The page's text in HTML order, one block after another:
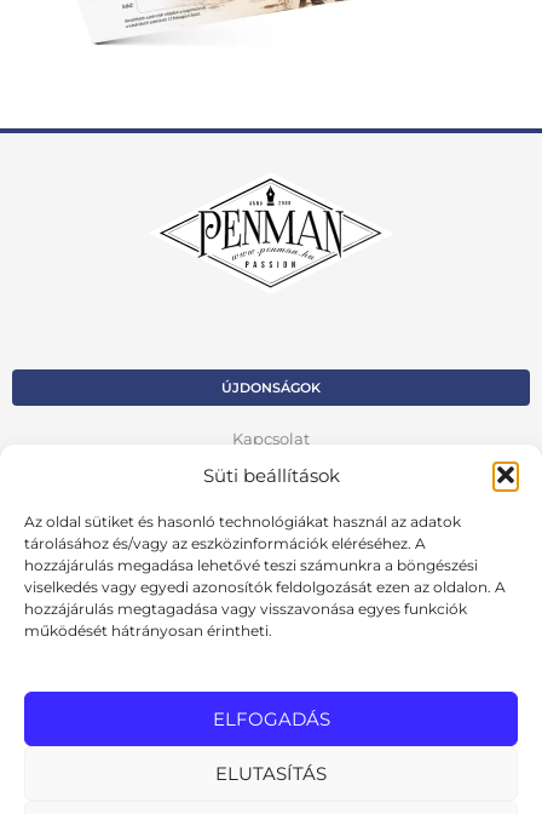
Süti beállítások
Az oldal sütiket és hasonló technológiákat használ az adatok
tárolásához és/vagy az eszközinformációk eléréséhez. A
hozzájárulás megadása lehetővé teszi számunkra a böngészési
viselkedés vagy egyedi azonosítók feldolgozását ezen az oldalon. A
hozzájárulás megtagadása vagy visszavonása egyes funkciók
működését hátrányosan érintheti.
ELFOGADÁS
ELUTASÍTÁS
ÚJDONSÁGOK
Kapcsolat
Kosár
Fiók
Adatvédelmi szabályzat
VISSZA AZ ELŐZŐ OLDALRA
Cookie szabályzat